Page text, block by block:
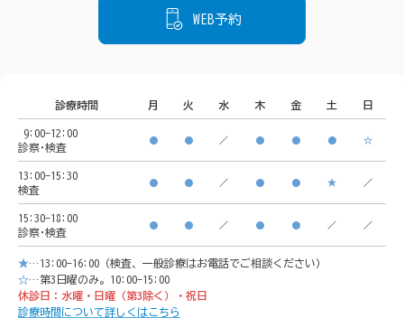
神奈川県横浜市西区南幸２
🚃アクセス方法
横浜駅西口　徒歩5分
イオンモール「CeeU
yokohama」9階
※イオン内に地下駐車場あ
り
𐄁𐄙𐄁𐄙𐄁𐄙𐄁𐄙𐄁𐄙𐄁𐄙𐄁𐄙𐄁𐄙𐄁
🚃ア
横浜
※イ
り
WEB予約
診療時間 月 火 水 木 金 土 日
9:00-12:00
診察･検査
● ● ／ ● ● ● ☆
13:00-15:30
検査
● ● ／ ● ● ★ ／
15:30-18:00
診察･検査
● ● ／ ● ● ／ ／
★…13:00-16:00（検査、一般診療はお電話でご相談ください）
☆…第3日曜のみ。10:00-15:00
休診日：水曜・日曜（第3除く）・祝日
診療時間について詳しくはこちら